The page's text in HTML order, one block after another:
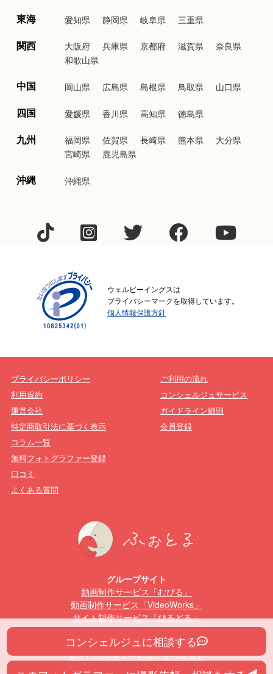
東海 愛知県 静岡県 岐阜県 三重県
関西 大阪府 兵庫県 京都府 滋賀県
奈良県
和歌山県
中国 岡山県 広島県 島根県 鳥取県 山口県
四国 愛媛県 香川県 高知県 徳島県
九州 福岡県 佐賀県 長崎県 熊本県
大分県
宮崎県
鹿児島県
沖縄 沖縄県
ウェルビーイングスは
プライバシーマークを取得しています。
個人情報保護方針
プライバシーポリシー
利用規約
運営会社
特定商取引法に基づく表示
ご利用の流れ
コンシェルジュサービス
ガイドライン細則
会員登録
コラム一覧
無料フォトグラファー登録
口コミ
よくある質問
グループサイト
動画制作サービス「むびる」
動画制作サービス「VideoWorks」
サイト制作サービス「びるどる」
動画編集スクール「むびるスクール」
Webデザインスクール「びるどるスクール」
暮らしの出張サービス「まっちる」
コンシェルジュに相談する